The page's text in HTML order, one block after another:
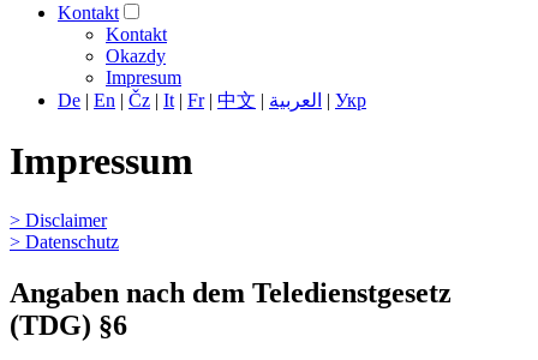
Kontakt
Kontakt
Okazdy
Impresum
De | En | Čz | It | Fr| 中文 | العربية | Укр
Impressum
> Disclaimer
> Datenschutz
Angaben nach dem Teledienstgesetz
(TDG) §6